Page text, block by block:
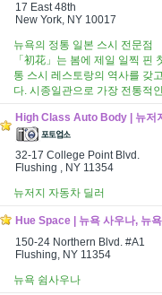
17 East 48th
New York, NY 10017
뉴욕의 정통 일본 스시 전문점
「初花」는 봄에 제일 일찍
통 스시 레스토랑의 역사를 갖
다. 시종일관으로 가장 전통적
High Class Auto Body | 뉴저
32-17 College Point Blvd.
Flushing , NY 11354
뉴저지 자동차 딜러
Hue Space | 뉴욕 사우나, 뉴
150-24 Northern Blvd. #A1
Flushing, NY 11354
뉴욕 쉼사우나